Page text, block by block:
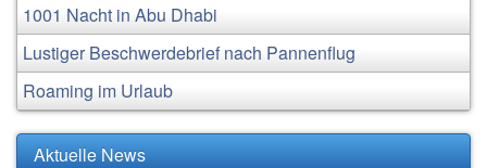
1001 Nacht in Abu Dhabi
Lustiger Beschwerdebrief nach Pannenflug
Roaming im Urlaub
Aktuelle News